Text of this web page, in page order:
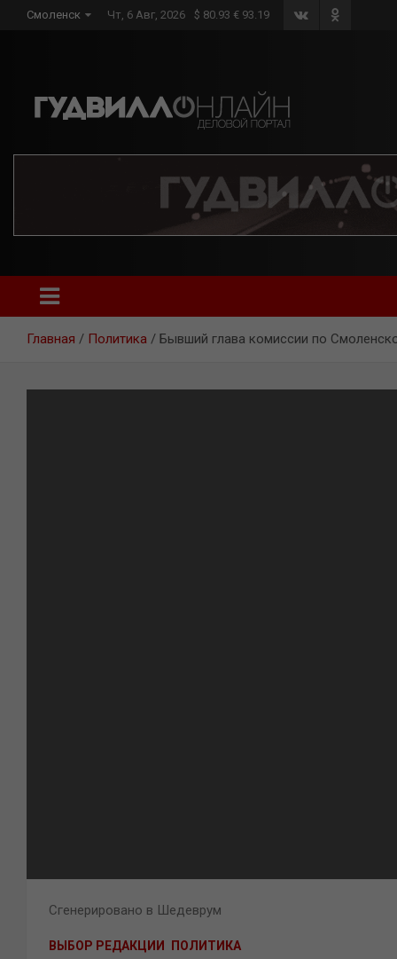
Смоленск Чт, 6 Авг, 2026 $ 80.93 € 93.19
Главная Политика Бывший глава комиссии по
Сгенерировано в Шедеврум
ВЫБОР РЕДАКЦИИ ПОЛИТИКА